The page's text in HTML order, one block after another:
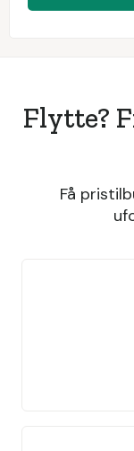
Flytte?
Få